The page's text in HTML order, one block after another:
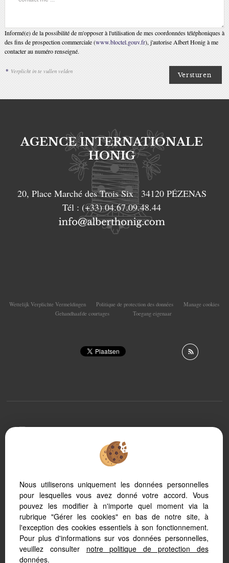
Informé(e) de la possibilité de m'opposer à l'utilisation de mes coordonnées téléphoniques à
des fins de prospection commerciale (www.bloctel.gouv.fr), j'autorise Albert Honig à me
contacter au numéro renseigné.
* Verplicht in te vullen velden
AGENCE INTERNATIONALE
HONIG
20, Place Marché des Trois Six 34120 PÉZENAS
Tél : (+33) 04.67.09.48.44
Wettelijk Verplichte Vermeldingen Politique de protection des données
Manage cookies
Gehandhaafde courtages
Toegang eigenaar
PC, tablet or smartphone, our site automatically adapts
to different types of screens
Logiciel immobilier
Référencement immobilier
Nous utiliserons uniquement les données personnelles
pour lesquelles vous avez donné votre accord. Vous
pouvez les modifier à n'importe quel moment via la
rubrique "Gérer les cookies" en bas de notre site, à
l'exception des cookies essentiels à son fonctionnement.
Pour plus d'informations sur vos données personnelles,
veuillez consulter notre politique de protection des
données.